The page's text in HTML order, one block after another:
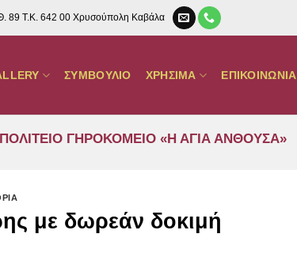
89 Τ.Κ. 642 00 Χρυσούπολη Καβάλα
ΣΥΜΒΟΥΛΙΟ ΧΡΗΣΙΜΑ ΕΠΙΚΟΙΝΩΝΙΑ
ΓΗΡΟΚΟΜΕΙΟ «Η ΑΓΙΑ ΑΝΘΟΥΣΑ»
με δωρεάν δοκιμή